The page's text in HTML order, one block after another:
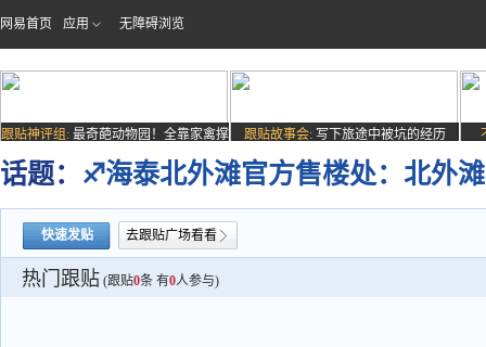
网易首页 应用 无障碍浏览
跟贴神评组: 最奇葩动物园！全靠家禽撑
场子
跟贴故事会: 写下旅途中被坑的经历
话题： ♐海泰北外滩官方售楼处：北外
快速发贴 去跟贴广场看看
热门跟贴 (跟贴0条 有0人参与)